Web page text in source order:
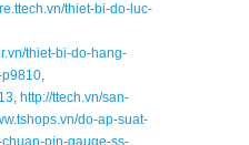
thiet-bi-do-luc-
thiet-bi-do-hang-
p9810,
, http://ttech.vn/san-
do-ap-suat-
chuan-pin-gauge-ss-